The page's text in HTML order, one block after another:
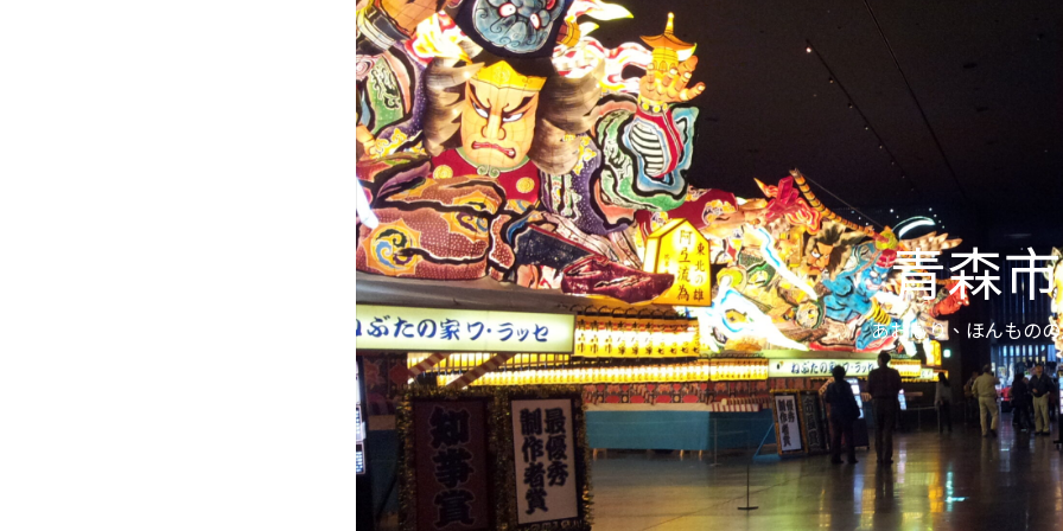
青森市
あおもり、ほんもの